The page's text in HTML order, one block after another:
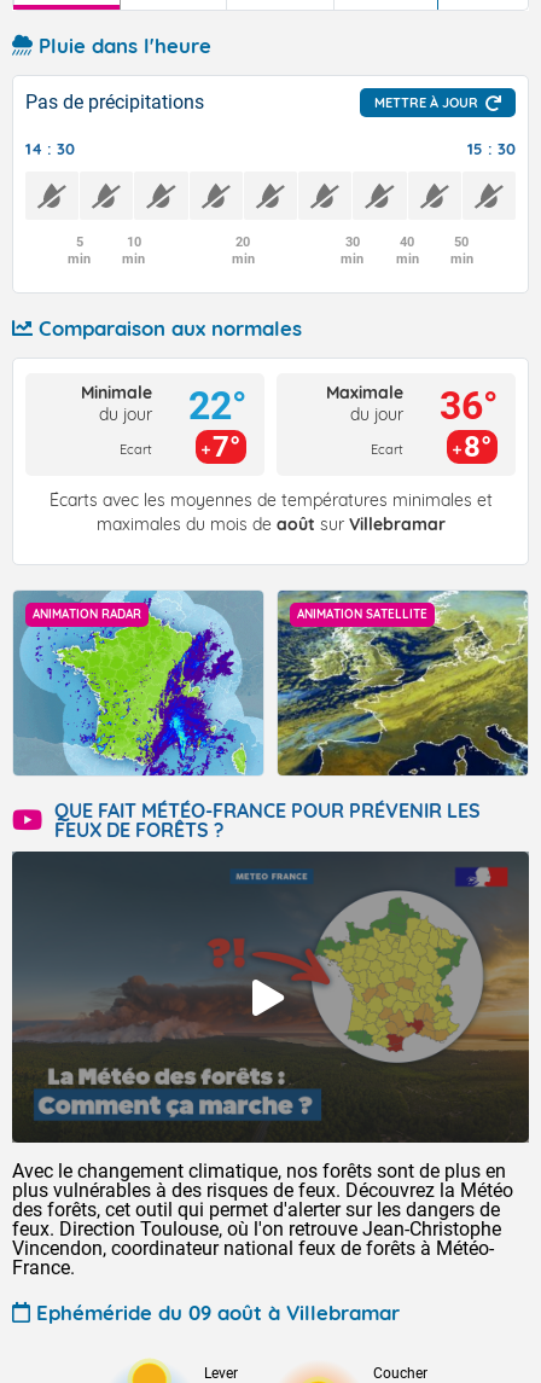
Pluie dans l'heure
Pas de précipitations METTRE À JOUR
14 : 30 15 : 30
5
min
10
min
20
min
30
min
40
min
50
min
Comparaison aux normales
Minimale
du jour
Ecart
22°
7°
Maximale
du jour
Ecart
36°
8°
Écarts avec les moyennes de températures minimales et
maximales du mois de août sur Villebramar
ANIMATION RADAR ANIMATION SATELLITE
QUE FAIT MÉTÉO-FRANCE POUR PRÉVENIR LES
FEUX DE FORÊTS ?
Avec le changement climatique, nos forêts sont de plus en
plus vulnérables à des risques de feux. Découvrez la Météo
des forêts, cet outil qui permet d'alerter sur les dangers de
feux. Direction Toulouse, où l'on retrouve Jean-Christophe
Vincendon, coordinateur national feux de forêts à Météo-
France.
Ephéméride du 09 août à Villebramar
Lever Coucher